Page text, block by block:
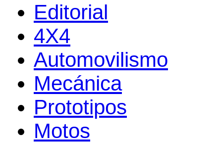
Editorial
4X4
Automovilismo
Mecánica
Prototipos
Motos